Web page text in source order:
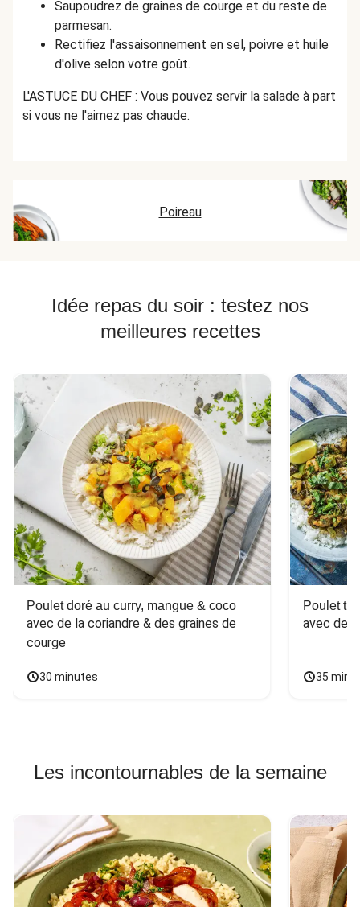
Saupoudrez de graines de courge et du reste de
parmesan.
Rectifiez l'assaisonnement en sel, poivre et huile
d'olive selon votre goût.
L'ASTUCE DU CHEF : Vous pouvez servir la salade à part
si vous ne l'aimez pas chaude.
Poireau
Idée repas du soir : testez nos
meilleures recettes
Poulet doré au curry, mangue & coco
avec de la coriandre & des graines de
courge
30 minutes
Poulet
avec des
35
Les incontournables de la semaine